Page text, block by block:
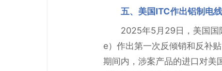
五、美国ITC作出铝制电
2025年5月29日，美国国
e）作出第一次反倾销和反补
期间内，涉案产品的进口对美